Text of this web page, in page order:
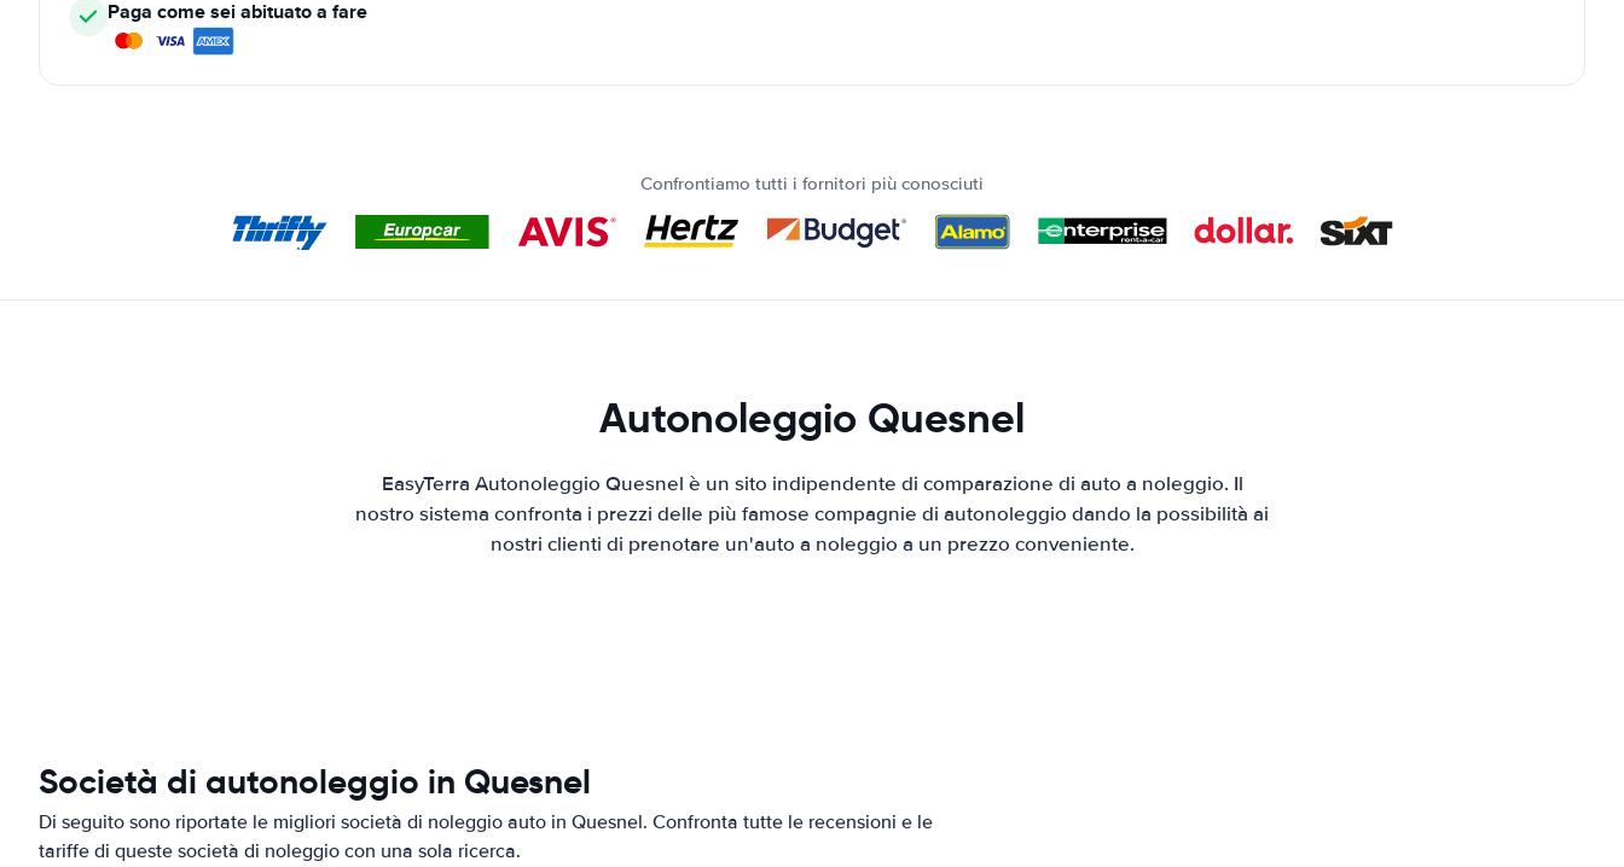
Paga come sei abituato a fare
Confrontiamo tutti i fornitori più conosciuti
Autonoleggio Quesnel
EasyTerra Autonoleggio Quesnel è un sito indipendente di comparazione di auto a noleggio. Il
nostro sistema confronta i prezzi delle più famose compagnie di autonoleggio dando la possibilità ai
nostri clienti di prenotare un'auto a noleggio a un prezzo conveniente.
Società di autonoleggio in Quesnel
Di seguito sono riportate le migliori società di noleggio auto in Quesnel. Confronta tutte le recensioni e le
tariffe di queste società di noleggio con una sola ricerca.